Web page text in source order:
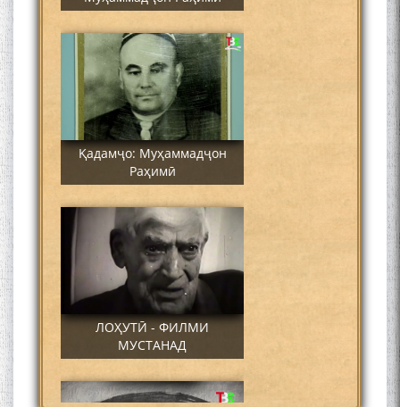
Қадамҷо: Муҳаммадҷон
Раҳимӣ
ЛОҲУТӢ - ФИЛМИ
МУСТАНАД